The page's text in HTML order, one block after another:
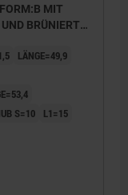
MIT
BRÜNIERT,
LÄNGE=49,9
S=10
L1=15